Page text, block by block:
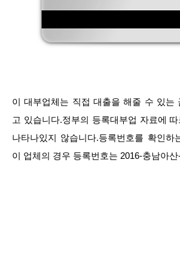
이 대부업체는 직접 대출을 해줄 수 있는
고 있습니다.정부의 등록대부업 자료에
나타나있지 않습니다.등록번호를 확인하
이 업체의 경우 등록번호는 2016-충남아